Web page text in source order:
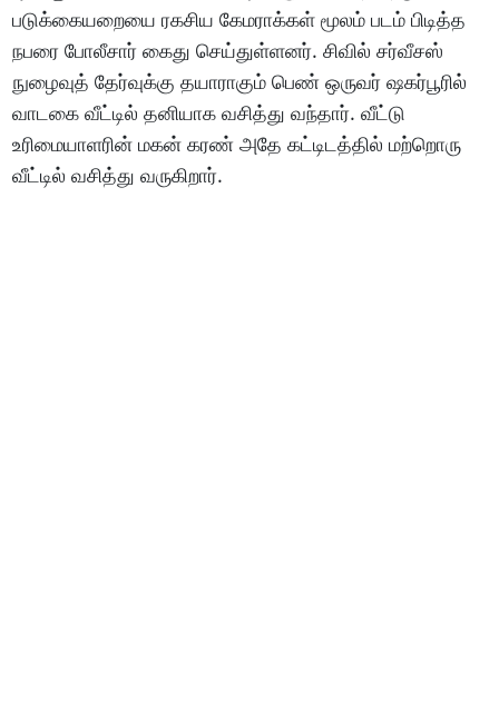
படுக்கையறையை ரகசிய கேமராக்கள் மூலம் படம் பிடித்த
நபரை போலீசார் கைது செய்துள்ளனர். சிவில் சர்வீசஸ்
நுழைவுத் தேர்வுக்கு தயாராகும் பெண் ஒருவர் ஷகர்பூரில்
வாடகை வீட்டில் தனியாக வசித்து வந்தார். வீட்டு
உரிமையாளரின் மகன் கரண் அதே கட்டிடத்தில் மற்றொரு
வீட்டில் வசித்து வருகிறார்.